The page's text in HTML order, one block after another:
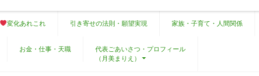
変化あれこれ 引き寄せの法則・願望実現 家族・子育て・人間関係
お金・仕事・天職
代表ごあいさつ・プロフィール
（月美まりえ）